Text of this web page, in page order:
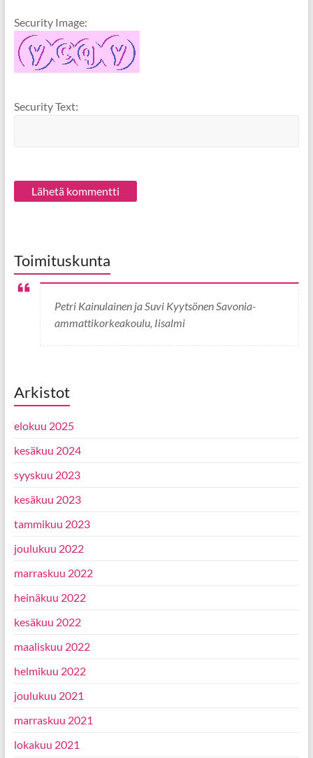
Security Image:
Security Text:
Toimituskunta
Petri Kainulainen ja Suvi Kyytsönen Savonia-
ammattikorkeakoulu, Iisalmi
Arkistot
elokuu 2025
kesäkuu 2024
syyskuu 2023
kesäkuu 2023
tammikuu 2023
joulukuu 2022
marraskuu 2022
heinäkuu 2022
kesäkuu 2022
maaliskuu 2022
helmikuu 2022
joulukuu 2021
marraskuu 2021
lokakuu 2021